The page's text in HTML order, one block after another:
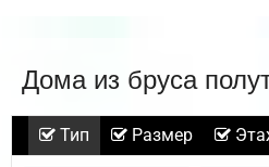
Дома из бруса
Тип Размер